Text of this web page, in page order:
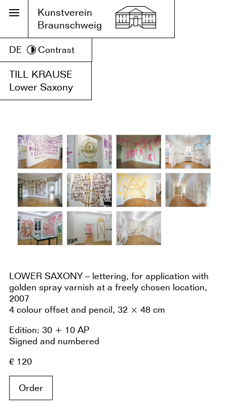
Kunstverein
Braunschweig
DE Contrast
TILL KRAUSE
Lower Saxony
LOWER SAXONY – lettering, for application with
golden spray varnish at a freely chosen location,
2007
4 colour offset and pencil, 32 × 48 cm
Edition: 30 + 10 AP
Signed and numbered
€ 120
Order